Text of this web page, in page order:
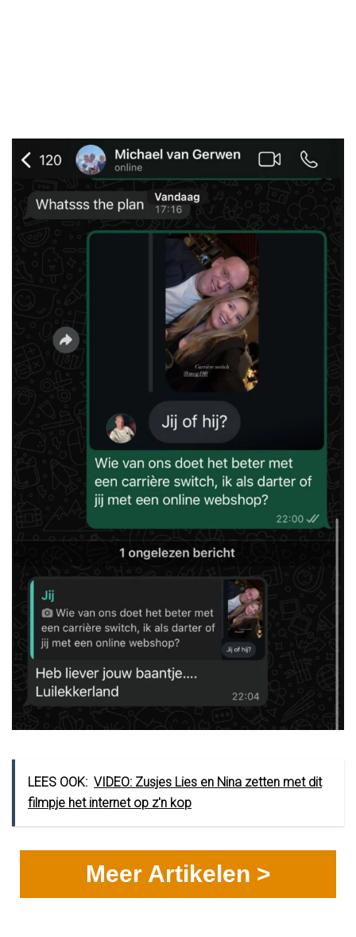
LEES OOK: VIDEO: Zusjes Lies en Nina zetten met dit
filmpje het internet op z'n kop
Meer Artikelen >